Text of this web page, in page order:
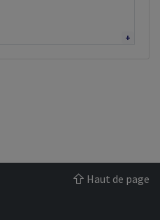
services
territoriales Haut de page